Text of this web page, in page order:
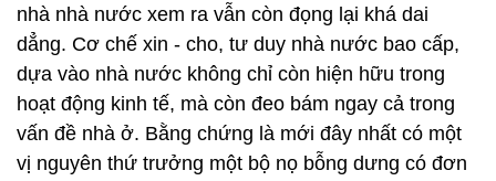
nhà nhà nước xem ra vẫn còn đọng lại khá dai
dẳng. Cơ chế xin - cho, tư duy nhà nước bao cấp,
dựa vào nhà nước không chỉ còn hiện hữu trong
hoạt động kinh tế, mà còn đeo bám ngay cả trong
vấn đề nhà ở. Bằng chứng là mới đây nhất có một
vị nguyên thứ trưởng một bộ nọ bỗng dưng có đơn